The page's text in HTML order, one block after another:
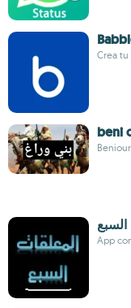
Crea
beni
السبع
App